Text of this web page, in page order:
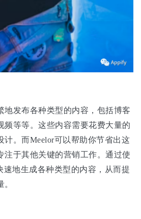
地发布各种类型的内容，包括博客
频等等。这些内容需要花费大量的
计。而Meelor可以帮助你节省出这
注于其他关键的营销工作。通过使
速地生成各种类型的内容，从而提